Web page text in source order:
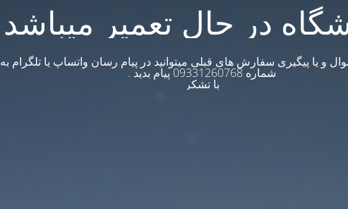
در حال تعمیر میباشد
و یا پیگیری سفارش های قبلی میتوانید در پیام رسان واتساپ یا تلگرام به
شماره 09331260768 پیام بدید .
با تشکر